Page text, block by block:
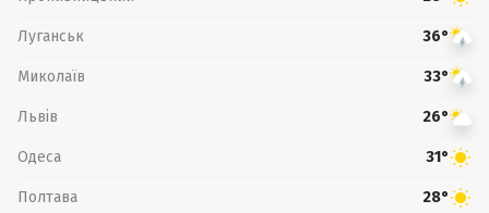
Луганськ 36°
Миколаїв 33°
Львів 26°
Одеса 31°
Полтава 28°